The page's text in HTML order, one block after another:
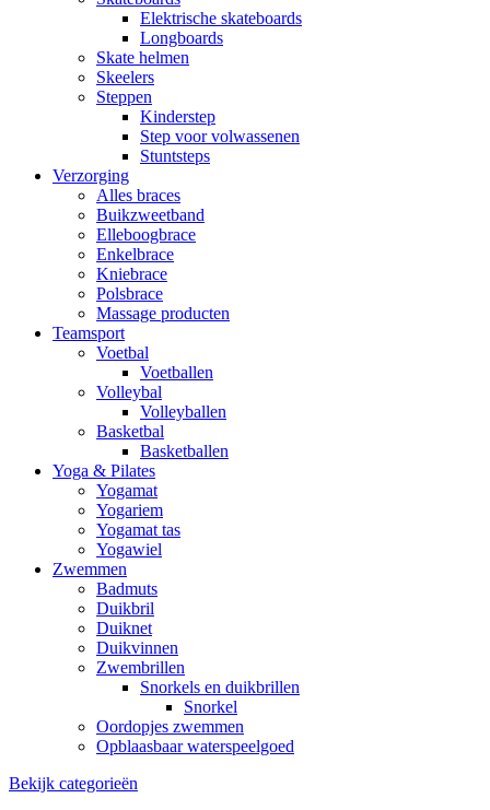
Elektrische skateboards
Longboards
Skate helmen
Skeelers
Steppen
Kinderstep
Step voor volwassenen
Stuntsteps
Verzorging
Alles braces
Buikzweetband
Elleboogbrace
Enkelbrace
Kniebrace
Polsbrace
Massage producten
Teamsport
Voetbal
Voetballen
Volleybal
Volleyballen
Basketbal
Basketballen
Yoga & Pilates
Yogamat
Yogariem
Yogamat tas
Yogawiel
Zwemmen
Badmuts
Duikbril
Duiknet
Duikvinnen
Zwembrillen
Snorkels en duikbrillen
Snorkel
Oordopjes zwemmen
Opblaasbaar waterspeelgoed
Bekijk categorieën